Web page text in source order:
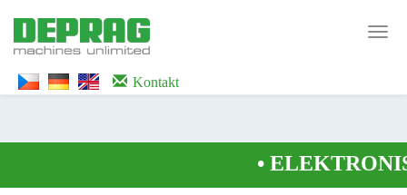
WTG9QS7C" height="0" width="0" style="display:none;visibility:hidden">
</iframe></noscript>
Kontakt
•